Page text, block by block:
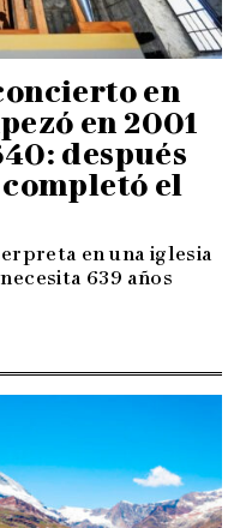
en
en 2001
después
completó el
en una iglesia
639 años